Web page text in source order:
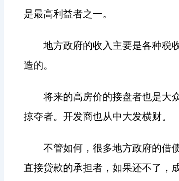
是最高利益者之一。
地方政府的收入主要是各种税
造的。
将来的高房价的接盘者也是大
掠夺者。开发商也从中大发横财。
不管如何，很多地方政府的借
直接贷款的承担者，如果还不了，